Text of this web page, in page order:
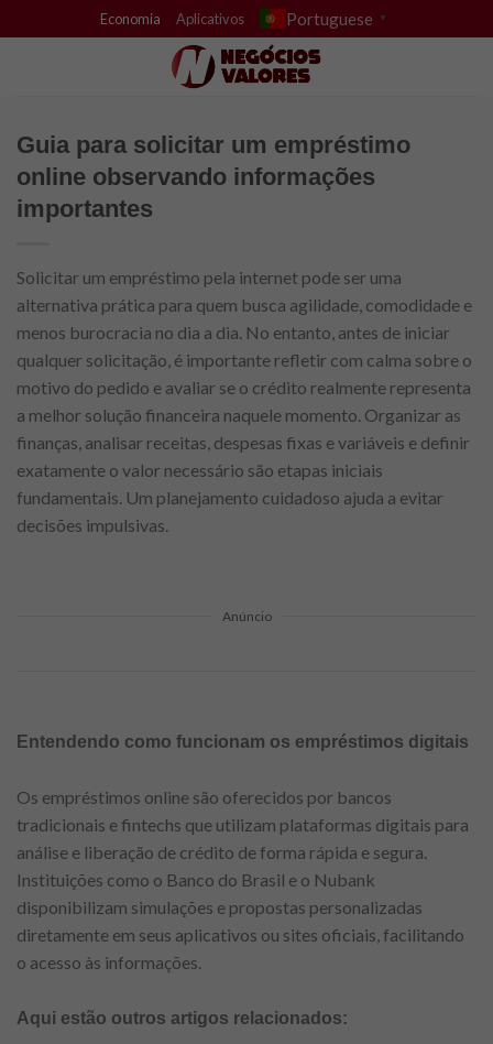
to
Economia Aplicativos Portuguese ▼
Guia para solicitar um empréstimo
online observando informações
importantes
Solicitar um empréstimo pela internet pode ser uma
alternativa prática para quem busca agilidade, comodidade e
menos burocracia no dia a dia. No entanto, antes de iniciar
qualquer solicitação, é importante refletir com calma sobre o
motivo do pedido e avaliar se o crédito realmente representa
a melhor solução financeira naquele momento. Organizar as
finanças, analisar receitas, despesas fixas e variáveis e definir
exatamente o valor necessário são etapas iniciais
fundamentais. Um planejamento cuidadoso ajuda a evitar
decisões impulsivas.
Anúncio
Entendendo como funcionam os empréstimos digitais
Os empréstimos online são oferecidos por bancos
tradicionais e fintechs que utilizam plataformas digitais para
análise e liberação de crédito de forma rápida e segura.
Instituições como o Banco do Brasil e o Nubank
disponibilizam simulações e propostas personalizadas
diretamente em seus aplicativos ou sites oficiais, facilitando
o acesso às informações.
Aqui estão outros artigos relacionados: